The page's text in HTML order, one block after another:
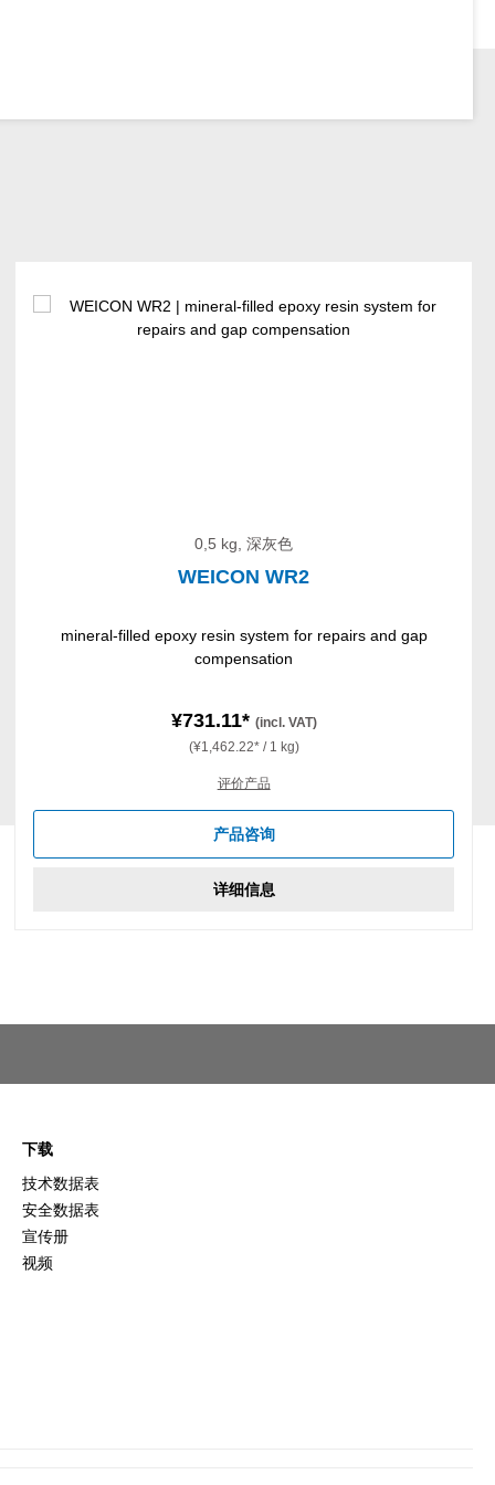
0,5 kg, 深灰色
WEICON WR2
mineral-filled epoxy resin system for repairs and gap
compensation
¥731.11* (incl. VAT)
(¥1,462.22* / 1 kg)
评价产品
产品咨询
详细信息
下载
技术数据表
安全数据表
宣传册
视频